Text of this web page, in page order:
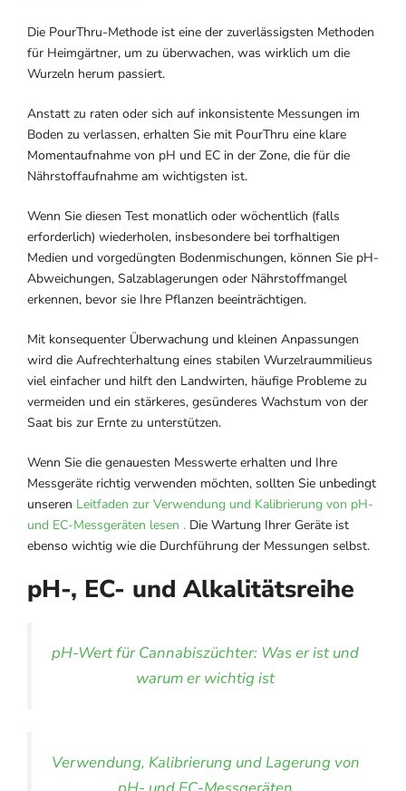
Die PourThru-Methode ist eine der zuverlässigsten Methoden
für Heimgärtner, um zu überwachen, was wirklich um die
Wurzeln herum passiert.
Anstatt zu raten oder sich auf inkonsistente Messungen im
Boden zu verlassen, erhalten Sie mit PourThru eine klare
Momentaufnahme von pH und EC in der Zone, die für die
Nährstoffaufnahme am wichtigsten ist.
Wenn Sie diesen Test monatlich oder wöchentlich (falls
erforderlich) wiederholen, insbesondere bei torfhaltigen
Medien und vorgedüngten Bodenmischungen, können Sie pH-
Abweichungen, Salzablagerungen oder Nährstoffmangel
erkennen, bevor sie Ihre Pflanzen beeinträchtigen.
Mit konsequenter Überwachung und kleinen Anpassungen
wird die Aufrechterhaltung eines stabilen Wurzelraummilieus
viel einfacher und hilft den Landwirten, häufige Probleme zu
vermeiden und ein stärkeres, gesünderes Wachstum von der
Saat bis zur Ernte zu unterstützen.
Wenn Sie die genauesten Messwerte erhalten und Ihre
Messgeräte richtig verwenden möchten, sollten Sie unbedingt
unseren Leitfaden zur Verwendung und Kalibrierung von pH-
und EC-Messgeräten lesen . Die Wartung Ihrer Geräte ist
ebenso wichtig wie die Durchführung der Messungen selbst.
pH-, EC- und Alkalitätsreihe
pH-Wert für Cannabiszüchter: Was er ist und
warum er wichtig ist
Verwendung, Kalibrierung und Lagerung von